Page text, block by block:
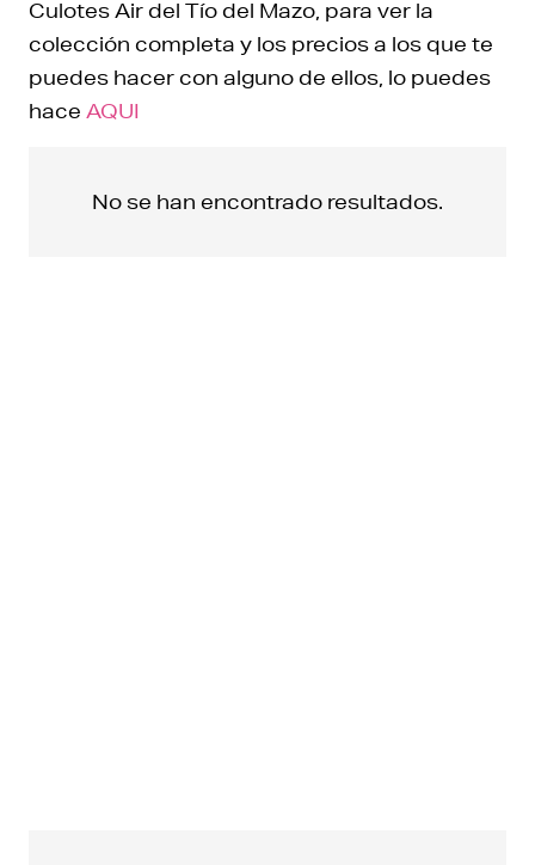
Culotes Air del Tío del Mazo, para ver la
colección completa y los precios a los que te
puedes hacer con alguno de ellos, lo puedes
hace AQUI
No se han encontrado resultados.